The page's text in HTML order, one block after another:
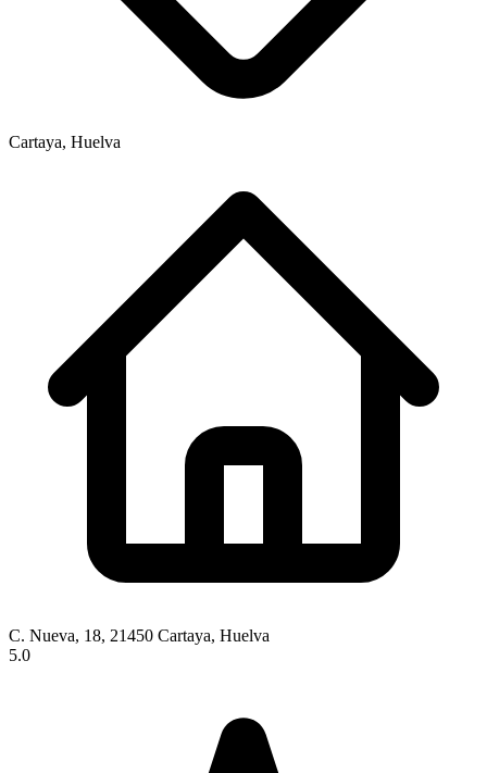
Cartaya, Huelva
C. Nueva, 18, 21450 Cartaya, Huelva
5.0